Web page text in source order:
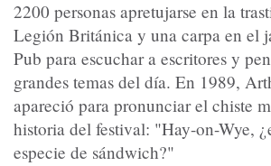
2200 personas apretujarse en la
Legión Británica y una carpa en el
Pub para escuchar a escritores y
grandes temas del día. En 1989,
apareció para pronunciar el chiste
historia del festival: "Hay-on-Wye,
especie de sándwich?"